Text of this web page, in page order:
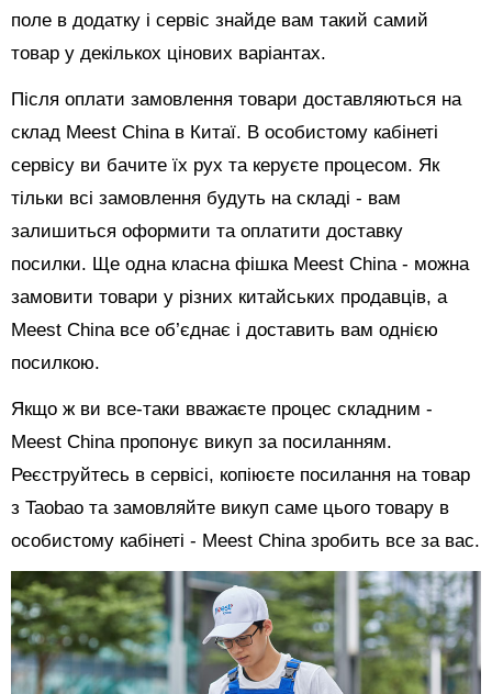
поле в додатку і сервіс знайде вам такий самий
товар у декількох цінових варіантах.
Після оплати замовлення товари доставляються на
склад Meest China в Китаї. В особистому кабінеті
сервісу ви бачите їх рух та керуєте процесом. Як
тільки всі замовлення будуть на складі - вам
залишиться оформити та оплатити доставку
посилки. Ще одна класна фішка Meest China - можна
замовити товари у різних китайських продавців, а
Meest China все об’єднає і доставить вам однією
посилкою.
Якщо ж ви все-таки вважаєте процес складним -
Meest China пропонує викуп за посиланням.
Реєструйтесь в сервісі, копіюєте посилання на товар
з Taobao та замовляйте викуп саме цього товару в
особистому кабінеті - Meest China зробить все за вас.